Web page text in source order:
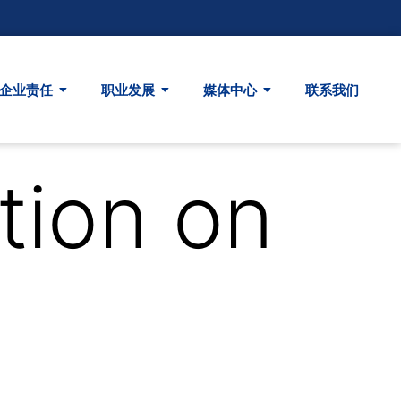
企业责任 职业发展 媒体中心 联系我们
on